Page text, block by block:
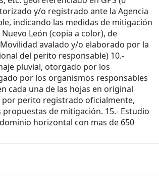
y/o registrado ante la Agencia
indicando las medidas de mitigación
León (copia a color), de
avalado y/o elaborado por la
del perito responsable) 10.-
pluvial, otorgado por los
por los organismos responsables
cada una de las hojas en original
por perito registrado oficialmente,
de mitigación. 15.- Estudio
horizontal con mas de 650